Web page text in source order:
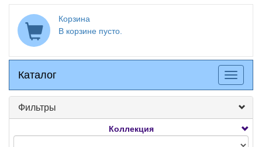
Корзина
В корзине пусто.
Каталог
Каталог
меню
Фильтры
Коллекция